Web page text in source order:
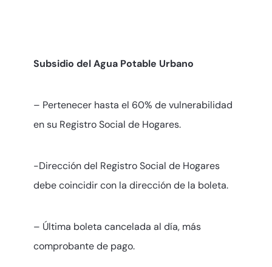
Subsidio del Agua Potable Urbano
– Pertenecer hasta el 60% de vulnerabilidad
en su Registro Social de Hogares.
-Dirección del Registro Social de Hogares
debe coincidir con la dirección de la boleta.
– Última boleta cancelada al día, más
comprobante de pago.